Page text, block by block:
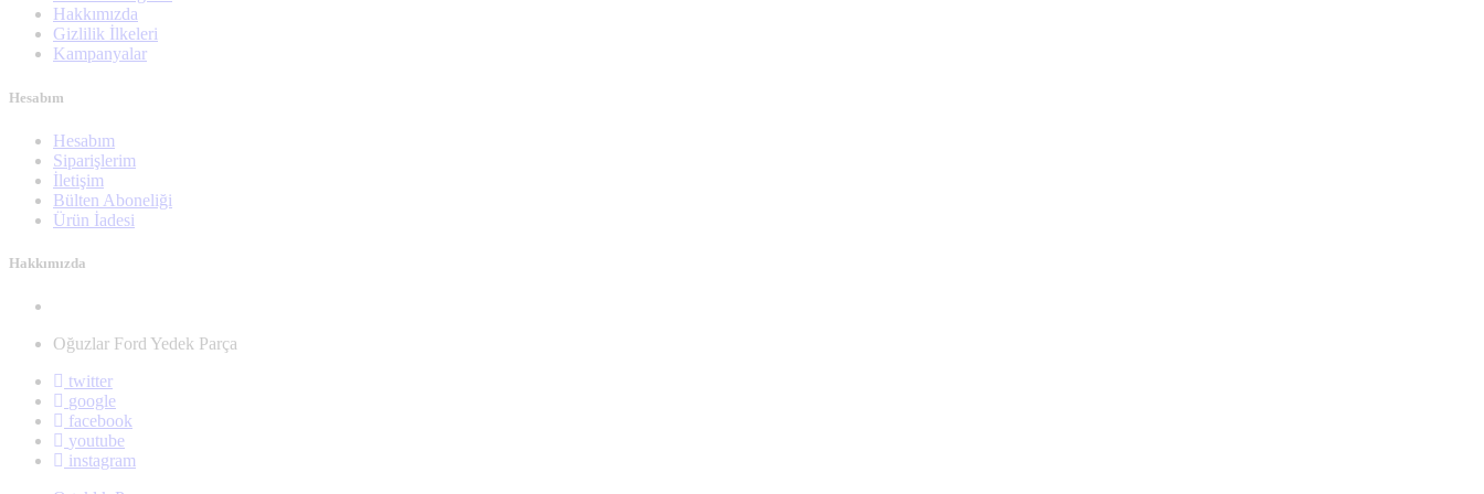
Hakkımızda
Gizlilik İlkeleri
Kampanyalar
Hesabım
Hesabım
Siparişlerim
İletişim
Bülten Aboneliği
Ürün İadesi
Hakkımızda
Oğuzlar Ford Yedek Parça
twitter
google
facebook
youtube
instagram